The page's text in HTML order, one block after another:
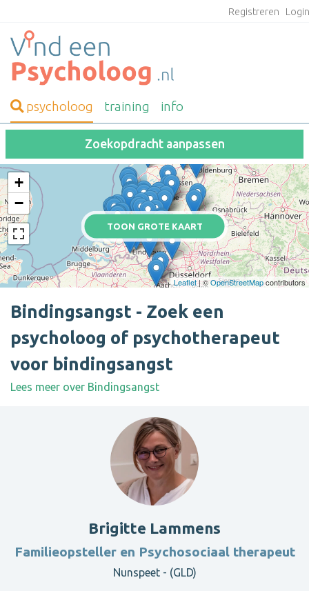
Registreren
psycholoog training info
Zoekopdracht aanpassen
TOON GROTE KAART
+
−
Leaflet| ©OpenStreetMapcontributors
Bindingsangst - Zoek een
psycholoog of psychotherapeut
voor bindingsangst
Lees meer over Bindingsangst
Brigitte Lammens
Familieopsteller en Psychosociaal therapeut
Nunspeet - (GLD)